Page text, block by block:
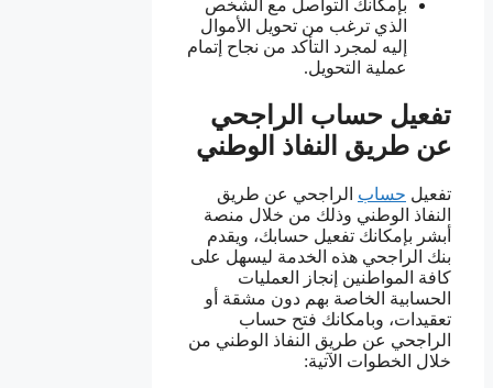
بإمكانك التواصل مع الشخص
الذي ترغب من تحويل الأموال
إليه لمجرد التأكد من نجاح إتمام
عملية التحويل.
تفعيل حساب الراجحي
عن طريق النفاذ الوطني
تفعيل حساب الراجحي عن طريق
النفاذ الوطني وذلك من خلال منصة
أبشر بإمكانك تفعيل حسابك، ويقدم
بنك الراجحي هذه الخدمة ليسهل على
كافة المواطنين إنجاز العمليات
الحسابية الخاصة بهم دون مشقة أو
تعقيدات، وبامكانك فتح حساب
الراجحي عن طريق النفاذ الوطني من
خلال الخطوات الآتية: